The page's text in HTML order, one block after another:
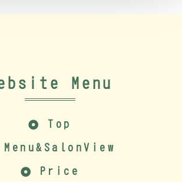
Menu
Top
Menu&SalonView
Price